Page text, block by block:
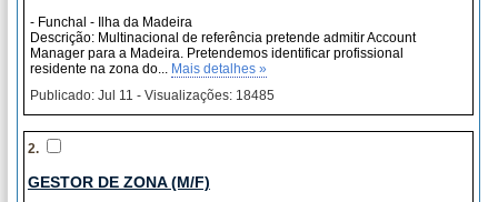
- Funchal - Ilha da Madeira
Descrição: Multinacional de referência pretende admitir Account
Manager para a Madeira. Pretendemos identificar profissional
residente na zona do... Mais detalhes »
Publicado: Jul 11 - Visualizações: 18485
2.
GESTOR DE ZONA (M/F)